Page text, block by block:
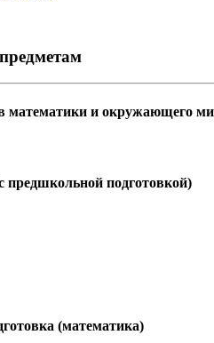
математики и окружающего
предшкольной подготовкой)
(математика)